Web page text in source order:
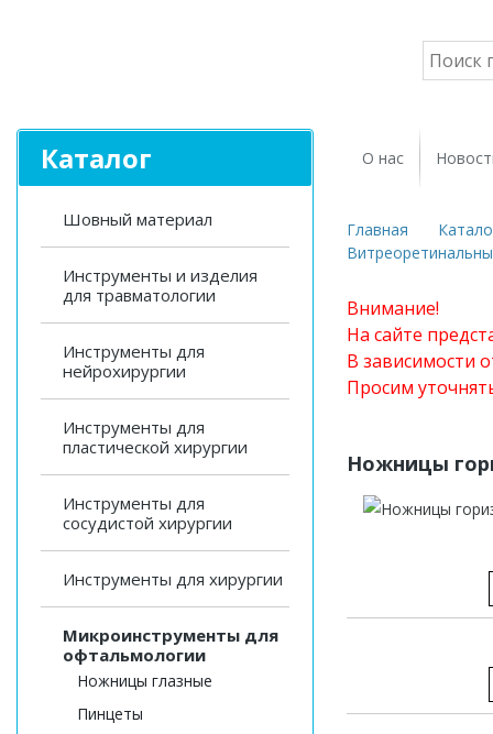
Каталог
Шовный материал
Инструменты и изделия
для травматологии
Инструменты для
нейрохирургии
Инструменты для
пластической хирургии
Инструменты для
сосудистой хирургии
Инструменты для хирургии
Микроинструменты для
офтальмологии
Ножницы глазные
Пинцеты
О нас
Главная
Внимание!
На сайте
В зависимости
Просим
Ножницы